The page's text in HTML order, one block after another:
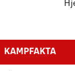
KAMPFAKTA